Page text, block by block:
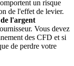
un risque
de l'effet de levier.
l'argent
Vous devez
des CFD et si
de perdre votre